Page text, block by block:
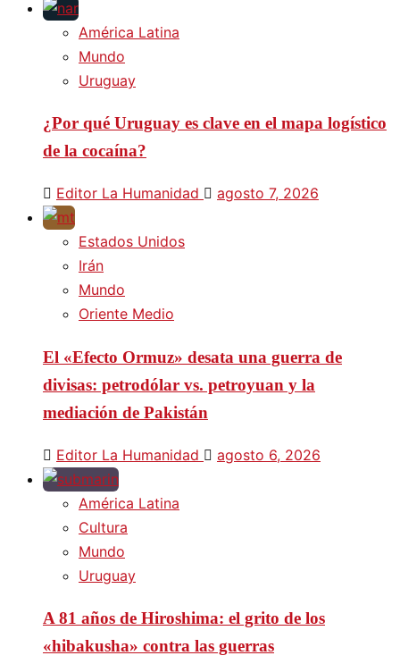
América Latina
Mundo
Uruguay
¿Por qué Uruguay es clave en el mapa logístico
de la cocaína?
Editor La Humanidad agosto 7, 2026
Estados Unidos
Irán
Mundo
Oriente Medio
El «Efecto Ormuz» desata una guerra de
divisas: petrodólar vs. petroyuan y la
mediación de Pakistán
Editor La Humanidad agosto 6, 2026
América Latina
Cultura
Mundo
Uruguay
A 81 años de Hiroshima: el grito de los
«hibakusha» contra las guerras